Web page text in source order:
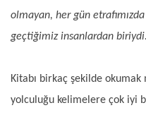
olmayan, her gün
geçtiğimiz insanlardan
Kitabı birkaç şekilde
yolculuğu kelimelere çok iyi